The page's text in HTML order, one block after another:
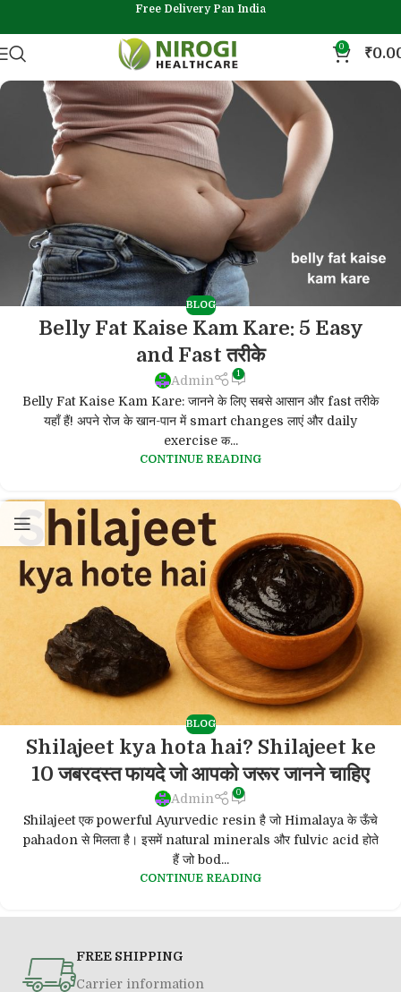
Free Delivery Pan India
0 ₹
BLOG
Belly Fat Kaise Kam Kare: 5 Easy
and Fast तरीके
Admin 1
Belly Fat Kaise Kam Kare: जानने के लिए सबसे आसान और fast तरीके
यहाँ हैं! अपने रोज के खान-पान में smart changes लाएं और daily
exercise क...
CONTINUE READING
BLOG
Shilajeet kya hota hai? Shilajeet ke
10 जबरदस्त फायदे जो आपको जरूर जानने चाहिए
Admin 0
Shilajeet एक powerful Ayurvedic resin है जो Himalaya के ऊँचे
pahadon से मिलता है। इसमें natural minerals और fulvic acid होते
हैं जो bod...
CONTINUE READING
FREE SHIPPING
Carrier information